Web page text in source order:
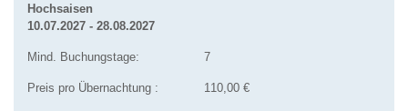
Hochsaisen
10.07.2027 - 28.08.2027
Mind. Buchungstage: 7
Preis pro Übernachtung : 110,00 €